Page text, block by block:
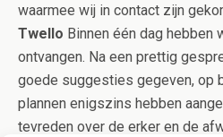
waarmee wij in contact zijn
Twello Binnen één dag
ontvangen. Na een prettig
goede suggesties gegeven, op
plannen enigszins hebben
tevreden over de erker en de